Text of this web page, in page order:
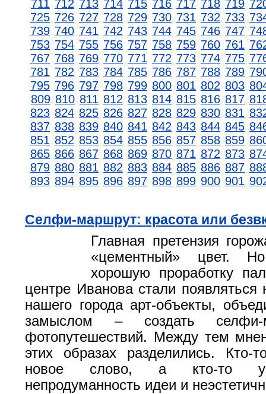
711 712 713 714 715 716 717 718 719
725 726 727 728 729 730 731 732 733
739 740 741 742 743 744 745 746 747
753 754 755 756 757 758 759 760 761
767 768 769 770 771 772 773 774 775
781 782 783 784 785 786 787 788 789
795 796 797 798 799 800 801 802 803
809 810 811 812 813 814 815 816 817
823 824 825 826 827 828 829 830 831
837 838 839 840 841 842 843 844 845
851 852 853 854 855 856 857 858 859
865 866 867 868 869 870 871 872 873
879 880 881 882 883 884 885 886 887
893 894 895 896 897 898 899 900 901
Селфи-маршрут: красота или
Главная претензия
«цементный» цвет.
хорошую проработку
центре Иванова стали
нашего города арт-объекты,
замыслом – создать селфи-
фотопутешествий. Между тем
этих образах разделились. Кто-
новое слово, а кто-то
непродуманность идеи и